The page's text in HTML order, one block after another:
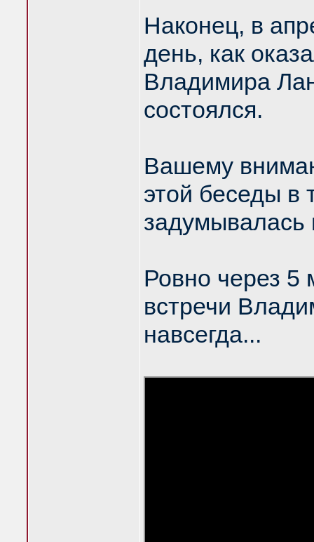
Наконец, в
день, как
Владимира
состоялся.
Вашему
этой беседы в
задумывалась
Ровно через 5
встречи
навсегда...